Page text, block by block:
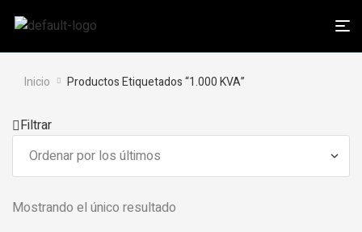
Inicio Productos Etiquetados “1.000 KVA”
Filtrar
Mostrando el único resultado